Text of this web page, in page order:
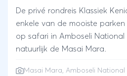
De privé rondreis Klassiek
enkele van de mooiste
op safari in Amboseli National
natuurlijk de Masai Mara.
Masai Mara, Amboseli National